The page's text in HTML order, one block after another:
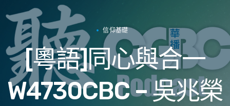
信仰基礎
[粵語]同心與合一
W4730CBC – 吳兆榮